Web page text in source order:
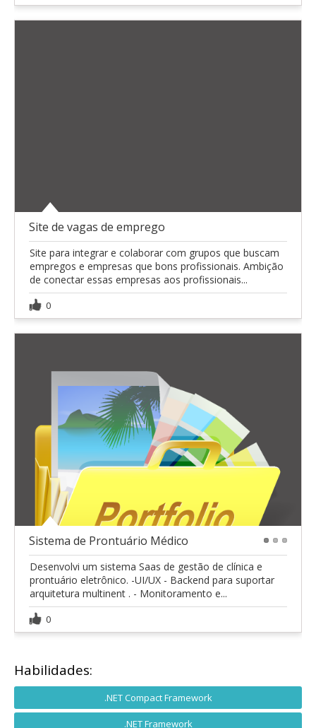
Site de vagas de emprego
Site para integrar e colaborar com grupos que buscam
empregos e empresas que bons profissionais. Ambição
de conectar essas empresas aos profissionais...
0
Sistema de Prontuário Médico
Desenvolvi um sistema Saas de gestão de clínica e
prontuário eletrônico. -UI/UX - Backend para suportar
arquitetura multinent . - Monitoramento e...
0
Habilidades:
.NET Compact Framework
.NET Framework